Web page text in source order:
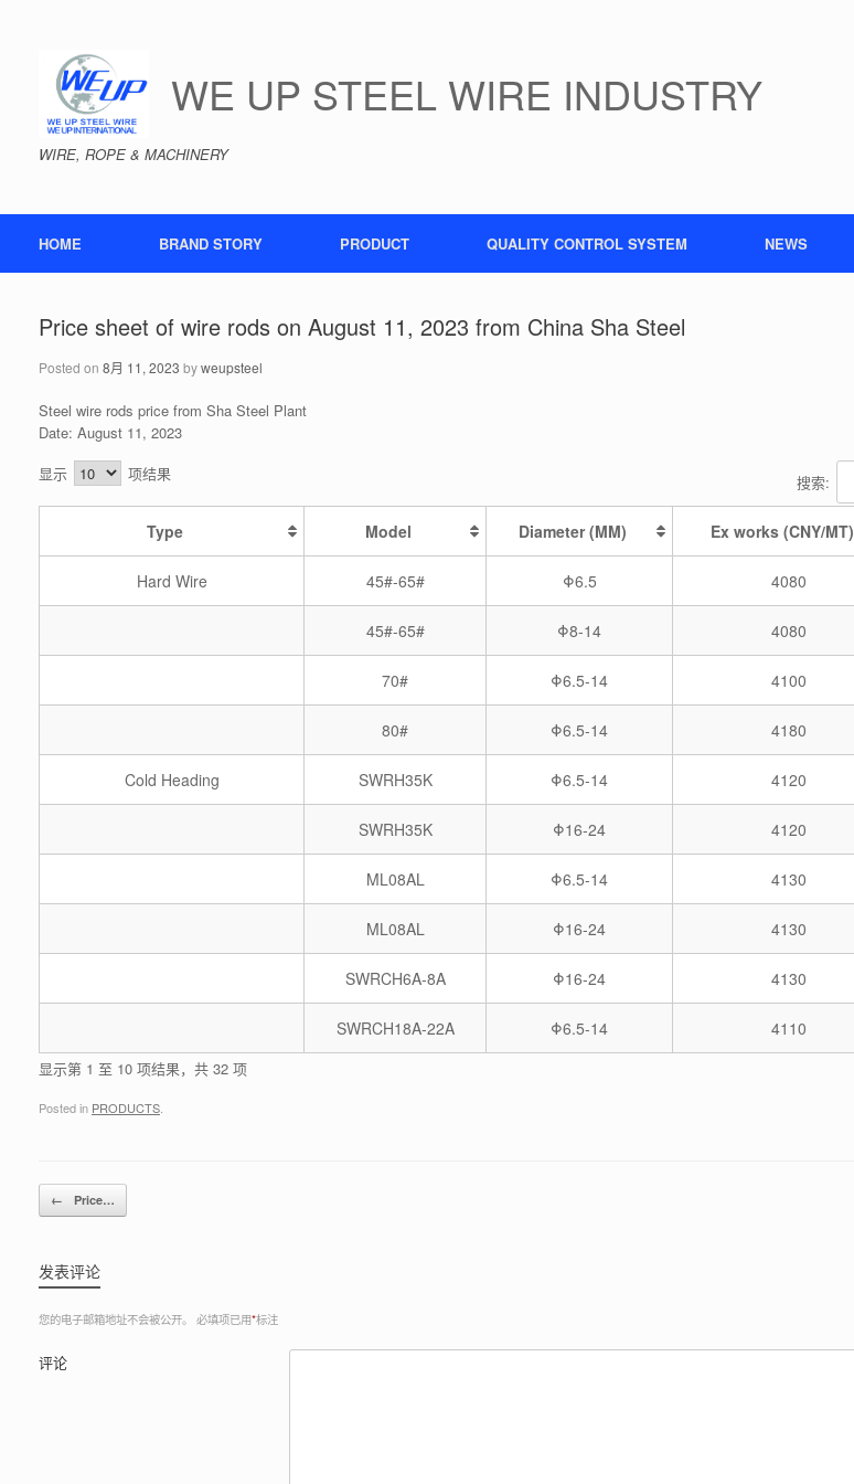
WE UP STEEL WIRE INDUSTRY
WIRE, ROPE & MACHINERY
HOME BRAND STORY PRODUCT QUALITY CONTROL SYSTEM NEWS
Price sheet of wire rods on August 11, 2023 from China Sha Steel
Posted on 8月 11, 2023 byweupsteel
Steel wire rods price from Sha Steel Plant
Date: August 11, 2023
显示
项结果 搜索:
Type Model Diameter (MM) Ex works (CNY/MT)
Hard Wire 45#-65# Φ6.5 4080
45#-65# Φ8-14 4080
70# Φ6.5-14 4100
80# Φ6.5-14 4180
Cold Heading SWRH35K Φ6.5-14 4120
SWRH35K Φ16-24 4120
ML08AL Φ6.5-14 4130
ML08AL Φ16-24 4130
SWRCH6A-8A Φ16-24 4130
SWRCH18A-22A Φ6.5-14 4110
显示第 1 至 10 项结果，共 32 项
Posted in PRODUCTS
Post navigation
← Price…
发表评论
您的电子邮箱地址不会被公开。 必填项已用*标注
评论